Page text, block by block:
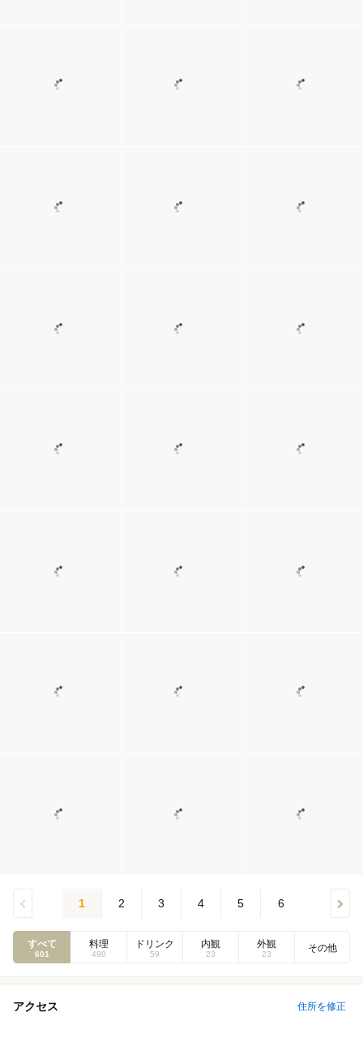
1 2 3 4 5 6
すべて
601
料理
490
ドリンク
59
内観
23
外観
23
その他
アクセス 住所を修正